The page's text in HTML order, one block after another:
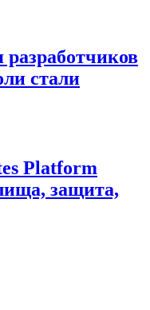
стали
Platform
защита,